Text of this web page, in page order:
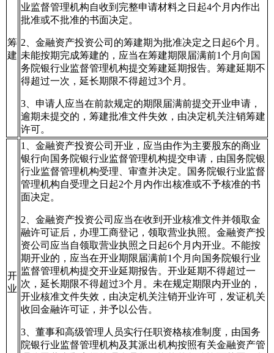
筹
建
业监督管理机构自收到完整申请材料之日起4个月内作出
批准或不批准的书面决定。
2、金融资产投资公司的筹建期为批准决定之日起6个月。
未能按期完成筹建的，应当在筹建期限届满前1个月向国
务院银行业监督管理机构提交筹建延期报告。筹建延期不
得超过一次，延长期限不得超过3个月。
3、申请人应当在前款规定的期限届满前提交开业申请，
逾期未提交的，筹建批准文件失效，由决定机关注销筹建
许可。
开
业
1、金融资产投资公司开业，应当由作为主要股东的商业
银行向国务院银行业监督管理机构提交申请，由国务院银
行业监督管理机构受理、审查并决定。国务院银行业监督
管理机构自受理之日起2个月内作出核准或不予核准的书
面决定。
2、金融资产投资公司应当在收到开业核准文件并领取金
融许可证后，办理工商登记，领取营业执照。金融资产投
资公司应当自领取营业执照之日起6个月内开业。不能按
期开业的，应当在开业期限届满前1个月向国务院银行业
监督管理机构提交开业延期报告。开业延期不得超过一
次，延长期限不得超过3个月。未在规定期限内开业的，
开业核准文件失效，由决定机关注销开业许可，发证机关
收回金融许可证，并予以公告。
3、董事和高级管理人员实行任职资格核准制度，由国务
院银行业监督管理机构及其派出机构按照有关金融资产管